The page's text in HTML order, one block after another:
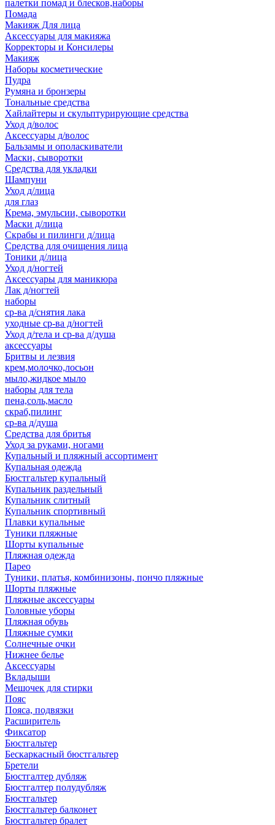
палетки помад и блесков,наборы
Помада
Макияж Для лица
Аксессуары для макияжа
Корректоры и Консилеры
Макияж
Наборы косметические
Пудра
Румяна и бронзеры
Тональные средства
Хайлайтеры и скульптурирующие средства
Уход д/волос
Аксессуары д/волос
Бальзамы и ополаскиватели
Маски, сыворотки
Средства для укладки
Шампуни
Уход д/лица
для глаз
Крема, эмульсии, сыворотки
Маски д/лица
Скрабы и пилинги д/лица
Средства для очищения лица
Тоники д/лица
Уход д/ногтей
Аксессуары для маникюра
Лак д/ногтей
наборы
ср-ва д/снятия лака
уходные ср-ва д/ногтей
Уход д/тела и ср-ва д/душа
аксессуары
Бритвы и лезвия
крем,молочко,лосьон
мыло,жидкое мыло
наборы для тела
пена,соль,масло
скраб,пилинг
ср-ва д/душа
Средства для бритья
Уход за руками, ногами
Купальный и пляжный ассортимент
Купальная одежда
Бюстгальтер купальный
Купальник раздельный
Купальник слитный
Купальник спортивный
Плавки купальные
Туники пляжные
Шорты купальные
Пляжная одежда
Парео
Туники, платья, комбинизоны, пончо пляжные
Шорты пляжные
Пляжные аксессуары
Головные уборы
Пляжная обувь
Пляжные сумки
Солнечные очки
Нижнее белье
Аксессуары
Вкладыши
Мешочек для стирки
Пояс
Пояса, подвязки
Расширитель
Фиксатор
Бюстгальтер
Бескаркасный бюстгальтер
Бретели
Бюстгалтер дубляж
Бюстгалтер полудубляж
Бюстгальтер
Бюстгальтер балконет
Бюстгальтер бралет